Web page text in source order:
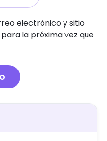
electrónico y sitio
la próxima vez que